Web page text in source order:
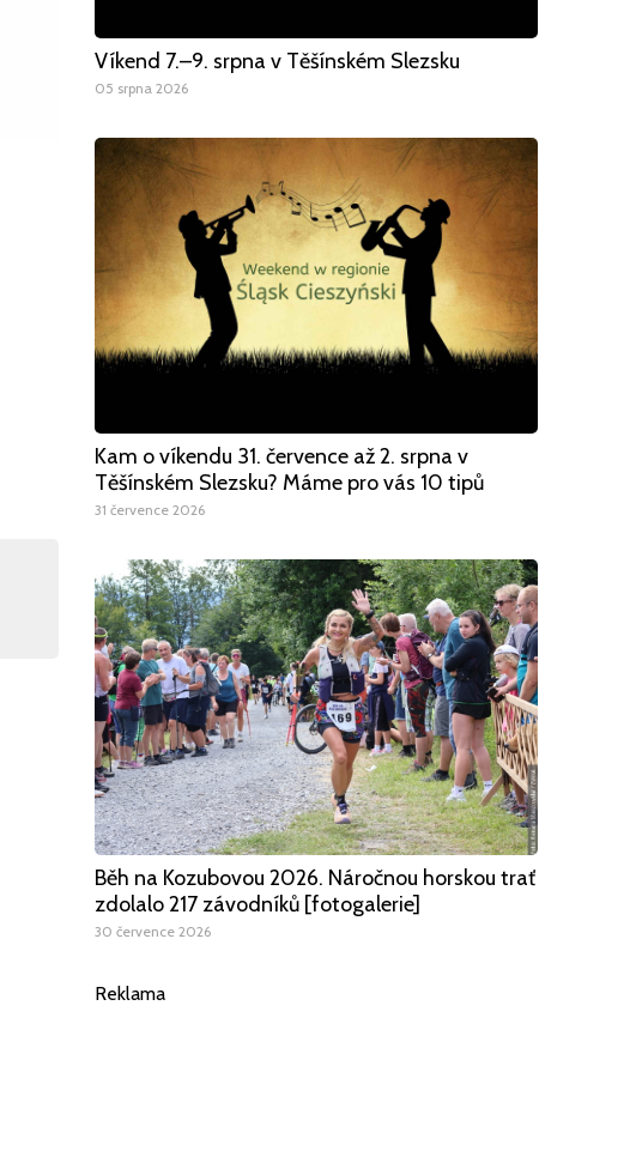
Víkend 7.–9. srpna v Těšínském Slezsku
05 srpna 2026
Kam o víkendu 31. července až 2. srpna v
Těšínském Slezsku? Máme pro vás 10 tipů
31 července 2026
Běh na Kozubovou 2026. Náročnou horskou trať
zdolalo 217 závodníků [fotogalerie]
30 července 2026
Reklama